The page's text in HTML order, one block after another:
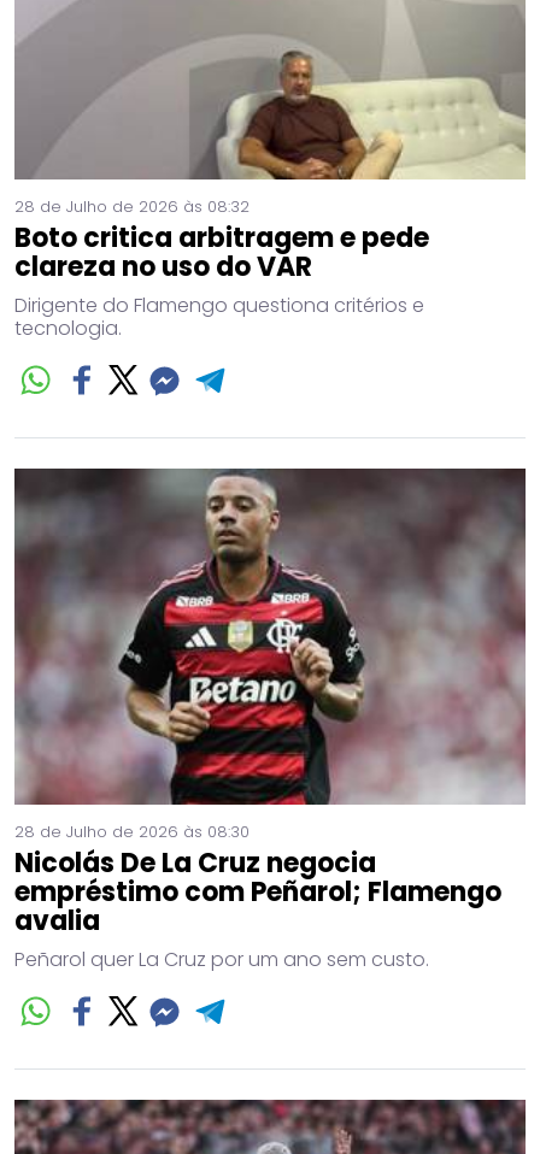
28 de Julho de 2026 às 08:32
Boto critica arbitragem e pede
clareza no uso do VAR
Dirigente do Flamengo questiona critérios e
tecnologia.
28 de Julho de 2026 às 08:30
Nicolás De La Cruz negocia
empréstimo com Peñarol; Flamengo
avalia
Peñarol quer La Cruz por um ano sem custo.